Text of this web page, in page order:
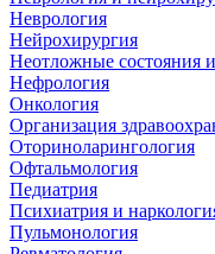
Неврология
Нейрохирургия
Неотложные состояния
Нефрология
Онкология
Организация
Оториноларингология
Офтальмология
Педиатрия
Психиатрия и
Пульмонология